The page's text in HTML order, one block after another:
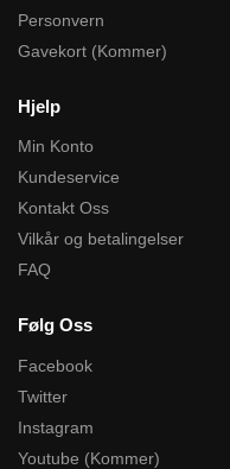
Personvern
Gavekort (Kommer)
Hjelp
Min Konto
Kundeservice
Kontakt Oss
Vilkår og betalingelser
FAQ
Følg Oss
Facebook
Twitter
Instagram
Youtube (Kommer)